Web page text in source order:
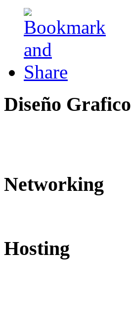
Diseño Grafico
Networking
Hosting